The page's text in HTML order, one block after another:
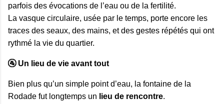
parfois des évocations de l’eau ou de la fertilité.
La vasque circulaire, usée par le temps, porte encore les
traces des seaux, des mains, et des gestes répétés qui ont
rythmé la vie du quartier.
🚰 Un lieu de vie avant tout
Bien plus qu’un simple point d’eau, la fontaine de la
Rodade fut longtemps un lieu de rencontre.